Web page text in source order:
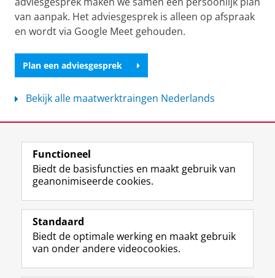
van aanpak. Het adviesgesprek is alleen op afspraak
en wordt via Google Meet gehouden.
Plan een adviesgesprek
Bekijk alle maatwerktraingen Nederlands
View this page in:English
Volg de RUG
F
a
e
b
L
i
k
e
R
S
-
f
I
n
t
Y
o
T
Studiekiezers
Functioneel
Biedt de basisfuncties en maakt gebruik van
geanonimiseerde cookies.
Standaard
Biedt de optimale werking en maakt gebruik
van onder andere videocookies.